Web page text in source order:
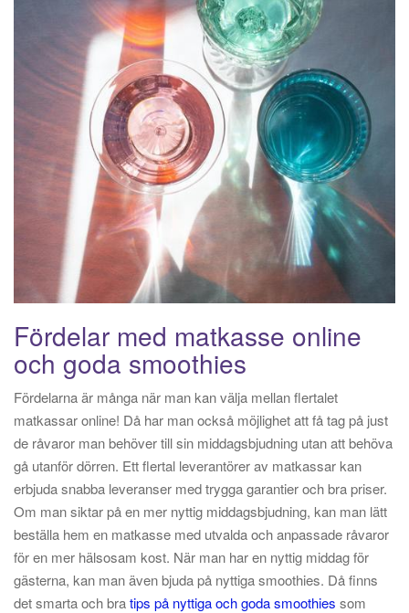
Fördelar med matkasse online
och goda smoothies
Fördelarna är många när man kan välja mellan flertalet
matkassar online! Då har man också möjlighet att få tag på just
de råvaror man behöver till sin middagsbjudning utan att behöva
gå utanför dörren. Ett flertal leverantörer av matkassar kan
erbjuda snabba leveranser med trygga garantier och bra priser.
Om man siktar på en mer nyttig middagsbjudning, kan man lätt
beställa hem en matkasse med utvalda och anpassade råvaror
för en mer hälsosam kost. När man har en nyttig middag för
gästerna, kan man även bjuda på nyttiga smoothies. Då finns
det smarta och bratips på nyttiga och goda smoothies som